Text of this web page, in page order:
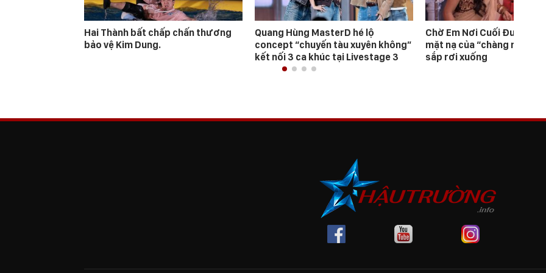
Hai Thành bất chấp chấn thương
bảo vệ Kim Dung.
Quang Hùng MasterD hé lộ
concept “chuyến tàu xuyên không”
kết nối 3 ca khúc tại Livestage 3
Chờ Em Nơi Cuối Đường:
mặt nạ của “chàng rể hoàn
sắp rơi xuống